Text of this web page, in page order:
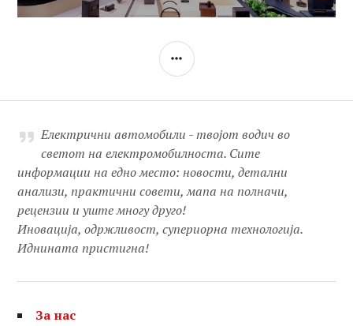
SIDEBAR
Електрични автомобили - твојот водич во
светот на електромобилноста. Сите
информации на едно место: новости, детални
анализи, практични совети, мапа на полначи,
рецензии и уште многу друго!
Иновација, одржливост, супериорна технологија.
Иднината пристигна!
За нас